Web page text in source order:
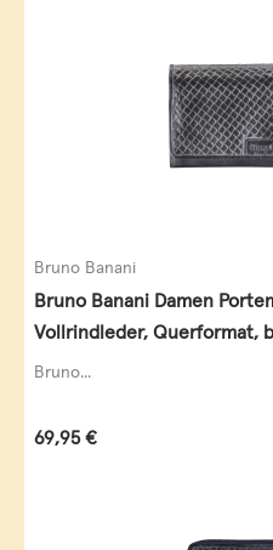
Bruno Banani
Bruno Banani Damen
Vollrindleder, Querformat,
Bruno...
Regulärer Preis:
69,95 €